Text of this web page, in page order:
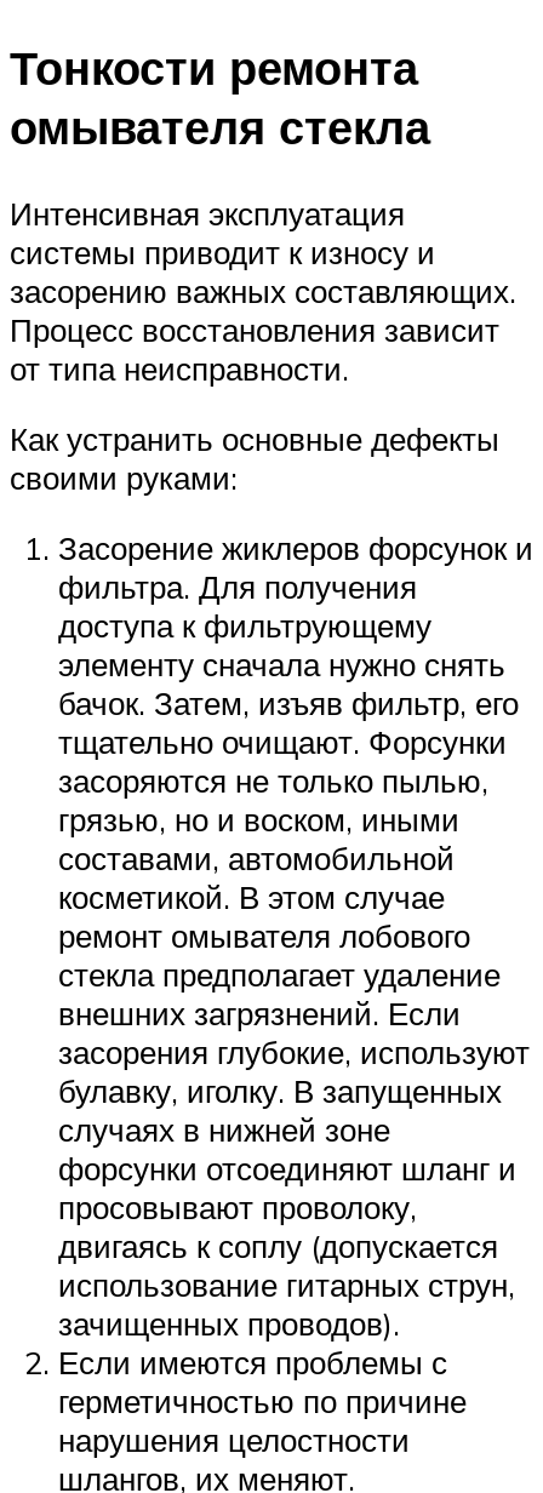
Тонкости ремонта
омывателя стекла
Интенсивная эксплуатация
системы приводит к износу и
засорению важных составляющих.
Процесс восстановления зависит
от типа неисправности.
Как устранить основные дефекты
своими руками:
Засорение жиклеров форсунок и
фильтра. Для получения
доступа к фильтрующему
элементу сначала нужно снять
бачок. Затем, изъяв фильтр, его
тщательно очищают. Форсунки
засоряются не только пылью,
грязью, но и воском, иными
составами, автомобильной
косметикой. В этом случае
ремонт омывателя лобового
стекла предполагает удаление
внешних загрязнений. Если
засорения глубокие, используют
булавку, иголку. В запущенных
случаях в нижней зоне
форсунки отсоединяют шланг и
просовывают проволоку,
двигаясь к соплу (допускается
использование гитарных струн,
зачищенных проводов).
Если имеются проблемы с
герметичностью по причине
нарушения целостности
шлангов, их меняют.